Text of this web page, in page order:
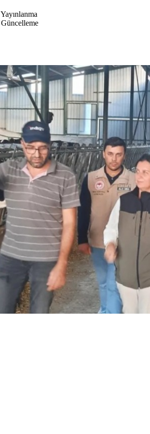
Yayınlanma
Güncelleme